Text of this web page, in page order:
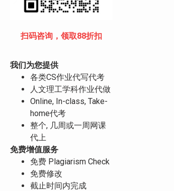
扫码咨询，领取88折扣
我们为您提供
各类CS作业代写代考
人文理工学科作业代做
Online, In-class, Take-
home代考
整个, 几周或一周网课
代上
免费增值服务
免费 Plagiarism Check
免费修改
截止时间内完成